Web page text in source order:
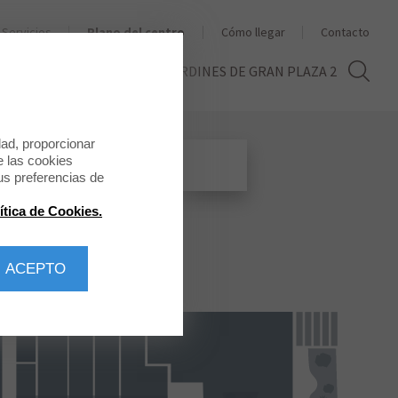
LOS JARDINES DE GRAN PLAZA 2
Servicios Plano del centro Cómo llegar Contacto
proporcionar
las cookies
preferencias de
de Cookies.